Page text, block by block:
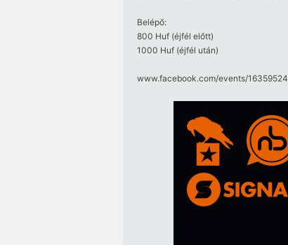
Belépő:
800 Huf (éjfél előtt)
1000 Huf (éjfél után)
www.facebook.com/​events/​